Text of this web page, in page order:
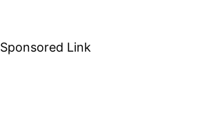
Sponsored Link